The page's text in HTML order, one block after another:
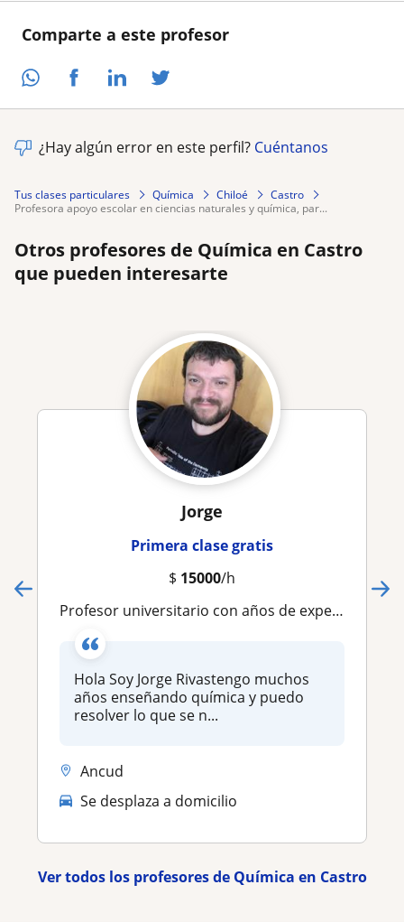
Comparte a este profesor
¿Hay algún error en este perfil? Cuéntanos
Tus clases particulares Química Chiloé
Castro
profesora apoyo escolar en ciencias naturales y química, par...
Otros profesores de Química en Castro
que pueden interesarte
Jorge
Primera clase gratis
$ 15000/h
profesor universitario con años de experiencia
Hola Soy Jorge Rivastengo muchos
años enseñando química y puedo
resolver lo que se n...
Ancud
Se desplaza a domicilio
Ver todos los profesores de Química en Castro